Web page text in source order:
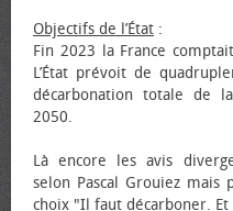
Objectifs de l’État :
Fin 2023 la France
L’État prévoit de
décarbonation totale de
2050.
Là encore les avis
selon Pascal Grouiez
choix "Il faut décarboner. Et